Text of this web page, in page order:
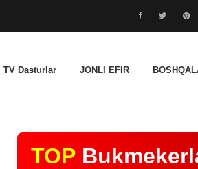
TV Dasturlar JONLI EFIR
TOP